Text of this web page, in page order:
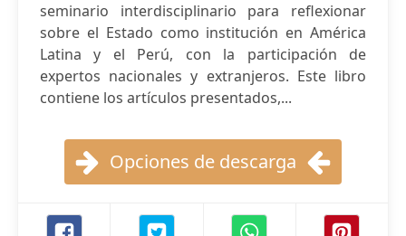
seminario interdisciplinario para reflexionar
sobre el Estado como institución en América
Latina y el Perú, con la participación de
expertos nacionales y extranjeros. Este libro
contiene los artículos presentados,...
Opciones de descarga